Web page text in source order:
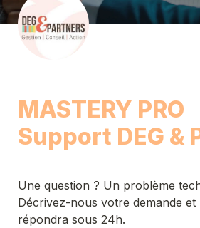
MASTERY PRO
Support DEG &
Une question ? Un problème
Décrivez-nous votre demande
répondra sous 24h.